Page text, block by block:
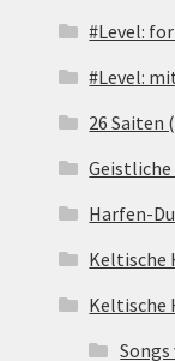
#Level:
#Level:
26 Saiten
Geistliche
Harfen-
Keltische
Keltische